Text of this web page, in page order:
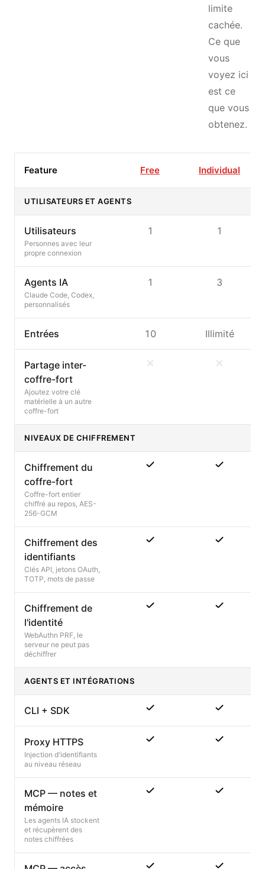
limite
cachée.
Ce que
vous
voyez ici
est ce
que vous
obtenez.
Feature Free Individual
UTILISATEURS ET AGENTS
Utilisateurs
Personnes avec leur
propre connexion
1 1
Agents IA
Claude Code, Codex,
personnalisés
1
3
Entrées 10 Illimité
Partage inter-
coffre-fort
Ajoutez votre clé
matérielle à un autre
coffre-fort
NIVEAUX DE CHIFFREMENT
Chiffrement du
coffre-fort
Coffre-fort entier
chiffré au repos, AES-
256-GCM
Chiffrement des
identifiants
Clés API, jetons OAuth,
TOTP, mots de passe
Chiffrement de
l'identité
WebAuthn PRF, le
serveur ne peut pas
déchiffrer
AGENTS ET INTÉGRATIONS
CLI + SDK
Proxy HTTPS
Injection d'identifiants
au niveau réseau
MCP — notes et
mémoire
Les agents IA stockent
et récupèrent des
notes chiffrées